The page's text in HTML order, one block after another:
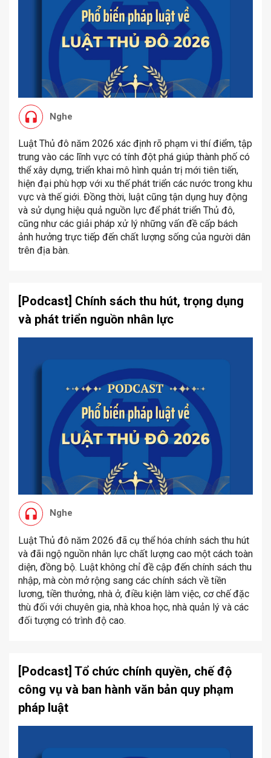
Nghe
Luật Thủ đô năm 2026 xác định rõ phạm vi thí điểm, tập
trung vào các lĩnh vực có tính đột phá giúp thành phố có
thể xây dựng, triển khai mô hình quản trị mới tiên tiến,
hiện đại phù hợp với xu thế phát triển các nước trong khu
vực và thế giới. Đồng thời, luật cũng tận dụng huy động
và sử dụng hiệu quả nguồn lực để phát triển Thủ đô,
cũng như các giải pháp xử lý những vấn đề cấp bách
ảnh hưởng trực tiếp đến chất lượng sống của người dân
trên địa bàn.
[Podcast] Chính sách thu hút, trọng dụng
và phát triển nguồn nhân lực
Nghe
Luật Thủ đô năm 2026 đã cụ thể hóa chính sách thu hút
và đãi ngộ nguồn nhân lực chất lượng cao một cách toàn
diện, đồng bộ. Luật không chỉ đề cập đến chính sách thu
nhập, mà còn mở rộng sang các chính sách về tiền
lương, tiền thưởng, nhà ở, điều kiện làm việc, cơ chế đặc
thù đối với chuyên gia, nhà khoa học, nhà quản lý và các
đối tượng có trình độ cao.
[Podcast] Tổ chức chính quyền, chế độ
công vụ và ban hành văn bản quy phạm
pháp luật